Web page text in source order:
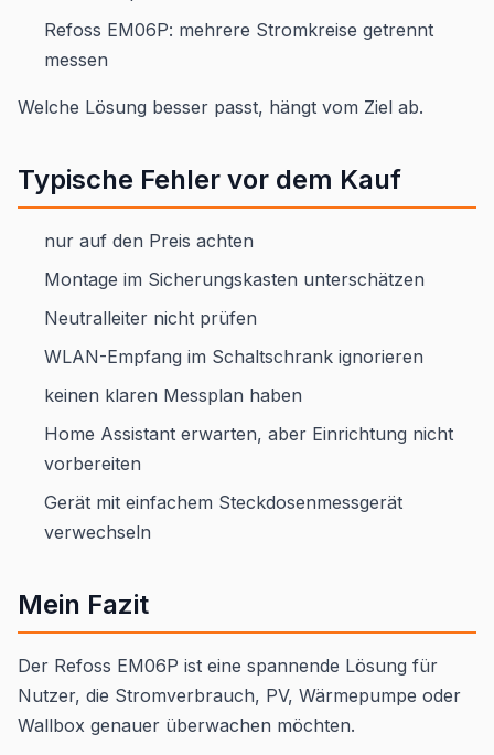
Refoss EM06P: mehrere Stromkreise getrennt
messen
Welche Lösung besser passt, hängt vom Ziel ab.
Typische Fehler vor dem Kauf
nur auf den Preis achten
Montage im Sicherungskasten unterschätzen
Neutralleiter nicht prüfen
WLAN-Empfang im Schaltschrank ignorieren
keinen klaren Messplan haben
Home Assistant erwarten, aber Einrichtung nicht
vorbereiten
Gerät mit einfachem Steckdosenmessgerät
verwechseln
Mein Fazit
Der Refoss EM06P ist eine spannende Lösung für
Nutzer, die Stromverbrauch, PV, Wärmepumpe oder
Wallbox genauer überwachen möchten.